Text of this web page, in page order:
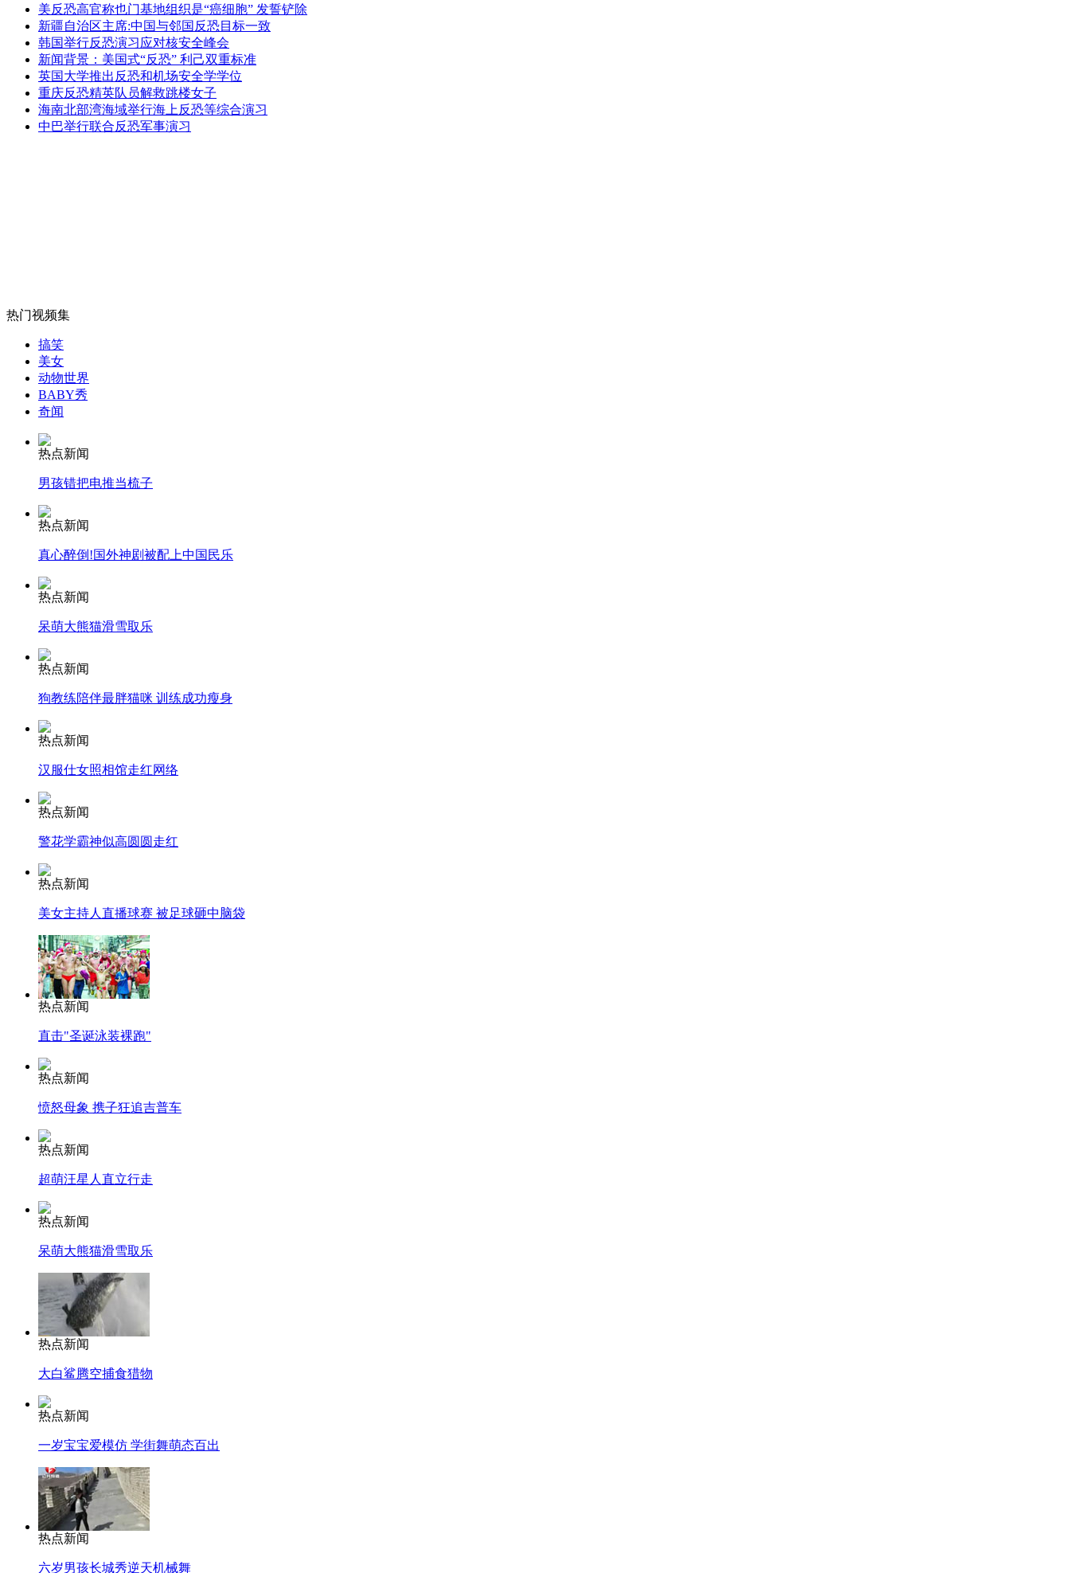
广州一自来水厂水质浊度超标
无痛分娩是否安全 医生回应
外交部：反对强权政治霸凌主义
外交部：有关国家言论片面不公正
走！跟着总书记去植树
纽约上演“枕头大战”
美反恐高官称也门基地组织是“癌细胞” 发誓铲除
新疆自治区主席:中国与邻国反恐目标一致
韩国举行反恐演习应对核安全峰会
新闻背景：美国式“反恐” 利己双重标准
英国大学推出反恐和机场安全学学位
重庆反恐精英队员解救跳楼女子
海南北部湾海域举行海上反恐等综合演习
中巴举行联合反恐军事演习
热门视频集
搞笑
美女
动物世界
BABY秀
奇闻
热点新闻
男孩错把电推当梳子
热点新闻
真心醉倒!国外神剧被配上中国民乐
热点新闻
呆萌大熊猫滑雪取乐
热点新闻
狗教练陪伴最胖猫咪 训练成功瘦身
热点新闻
汉服仕女照相馆走红网络
热点新闻
警花学霸神似高圆圆走红
热点新闻
美女主持人直播球赛 被足球砸中脑袋
热点新闻
直击"圣诞泳装裸跑"
热点新闻
愤怒母象 携子狂追吉普车
热点新闻
超萌汪星人直立行走
热点新闻
呆萌大熊猫滑雪取乐
热点新闻
大白鲨腾空捕食猎物
热点新闻
一岁宝宝爱模仿 学街舞萌态百出
热点新闻
六岁男孩长城秀逆天机械舞